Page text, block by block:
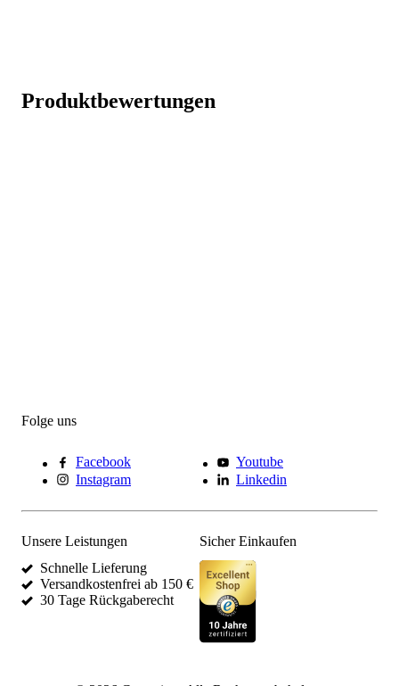
Produktbewertungen
Folge uns
Facebook
Youtube
Instagram
Linkedin
Unsere Leistungen
Schnelle Lieferung
Versandkostenfrei ab 150 €
30 Tage Rückgaberecht
Sicher Einkaufen